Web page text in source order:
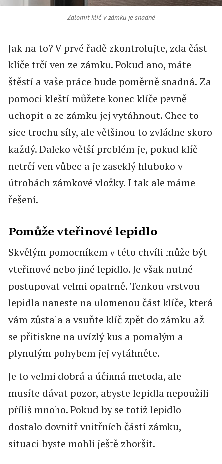
Zalomit klíč v zámku je snadné
Jak na to? V prvé řadě zkontrolujte, zda část
klíče trčí ven ze zámku. Pokud ano, máte
štěstí a vaše práce bude poměrně snadná. Za
pomoci kleští můžete konec klíče pevně
uchopit a ze zámku jej vytáhnout. Chce to
sice trochu síly, ale většinou to zvládne skoro
každý. Daleko větší problém je, pokud klíč
netrčí ven vůbec a je zaseklý hluboko v
útrobách zámkové vložky. I tak ale máme
řešení.
Pomůže vteřinové lepidlo
Skvělým pomocníkem v této chvíli může být
vteřinové nebo jiné lepidlo. Je však nutné
postupovat velmi opatrně. Tenkou vrstvou
lepidla naneste na ulomenou část klíče, která
vám zůstala a vsuňte klíč zpět do zámku až
se přitiskne na uvízlý kus a pomalým a
plynulým pohybem jej vytáhněte.
Je to velmi dobrá a účinná metoda, ale
musíte dávat pozor, abyste lepidla nepoužili
příliš mnoho. Pokud by se totiž lepidlo
dostalo dovnitř vnitřních částí zámku,
situaci byste mohli ještě zhoršit.